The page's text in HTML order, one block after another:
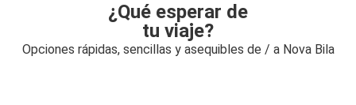
¿Qué esperar de
tu viaje?
Opciones rápidas, sencillas y asequibles de / a Nova Bila